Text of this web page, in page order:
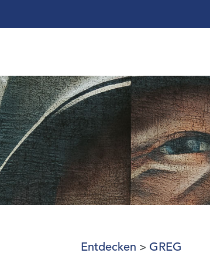
Entdecken GREG